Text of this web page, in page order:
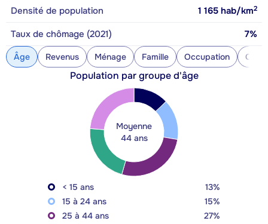
Densité de population 1 165 hab/km2
Taux de chômage (2021) 7%
Âge Revenus Ménage Famille Occupation
Population par groupe d'âge
Moyenne
44 ans
< 15 ans
13%
15 à 24 ans
15%
25 à 44 ans
27%